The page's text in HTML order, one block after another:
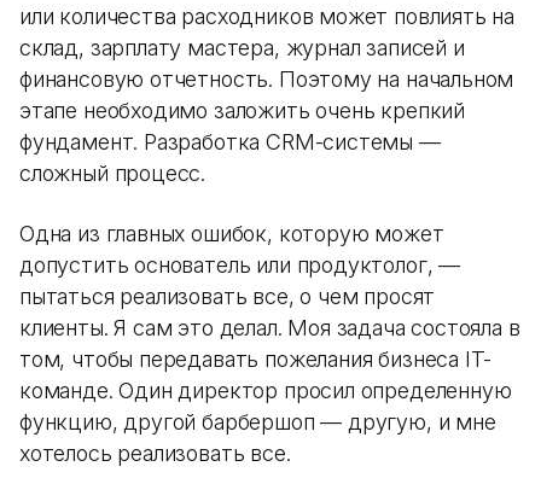
или количества расходников может повлиять на
склад, зарплату мастера, журнал записей и
финансовую отчетность. Поэтому на начальном
этапе необходимо заложить очень крепкий
фундамент. Разработка CRM-системы —
сложный процесс.
Одна из главных ошибок, которую может
допустить основатель или продуктолог, —
пытаться реализовать все, о чем просят
клиенты. Я сам это делал. Моя задача состояла в
том, чтобы передавать пожелания бизнеса IT-
команде. Один директор просил определенную
функцию, другой барбершоп — другую, и мне
хотелось реализовать все.